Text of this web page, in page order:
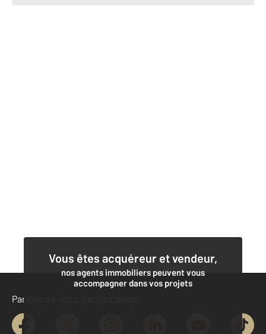
Vous êtes acquéreur et vendeur,
nos agents immobiliers peuvent vous
accompagner dans vos projets
Contacter l'agence
Parlons de vous, parlons biens